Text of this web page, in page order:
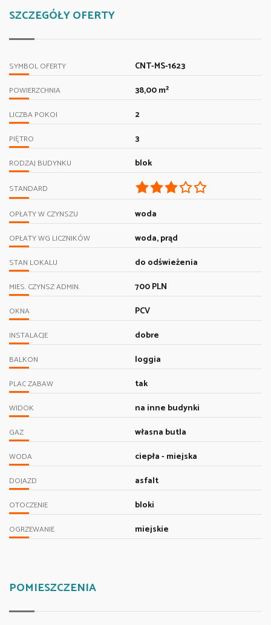
SZCZEGÓŁY OFERTY
SYMBOL OFERTY CNT-MS-1623
POWIERZCHNIA 38,00 m²
LICZBA POKOI 2
PIĘTRO 3
RODZAJ BUDYNKU blok
STANDARD
OPŁATY W CZYNSZU woda
OPŁATY WG LICZNIKÓW woda, prąd
STAN LOKALU do odświeżenia
MIES. CZYNSZ ADMIN. 700 PLN
OKNA PCV
INSTALACJE dobre
BALKON loggia
PLAC ZABAW tak
WIDOK na inne budynki
GAZ własna butla
WODA ciepła - miejska
DOJAZD asfalt
OTOCZENIE bloki
OGRZEWANIE miejskie
POMIESZCZENIA